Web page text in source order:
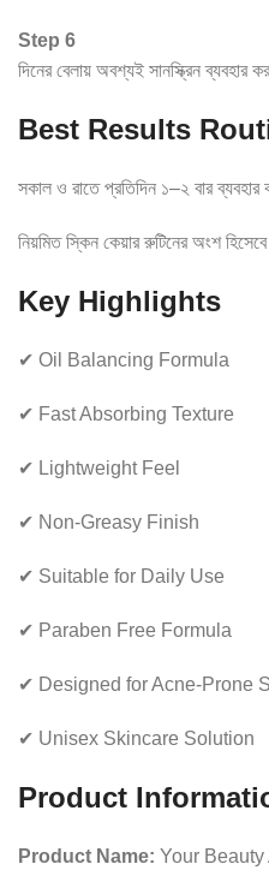
Step 6
দিনের বেলায় অবশ্যই সানস্ক্রিন ব্যবহার
Best Results
সকাল ও রাতে প্রতিদিন ১–২ বার ব্যবহার
নিয়মিত স্কিন কেয়ার রুটিনের অংশ
Key Highlights
✔ Oil Balancing Formula
✔ Fast Absorbing Texture
✔ Lightweight Feel
✔ Non-Greasy Finish
✔ Suitable for Daily Use
✔ Paraben Free Formula
✔ Designed for Acne-Prone
✔ Unisex Skincare Solution
Product
Product Name: Your